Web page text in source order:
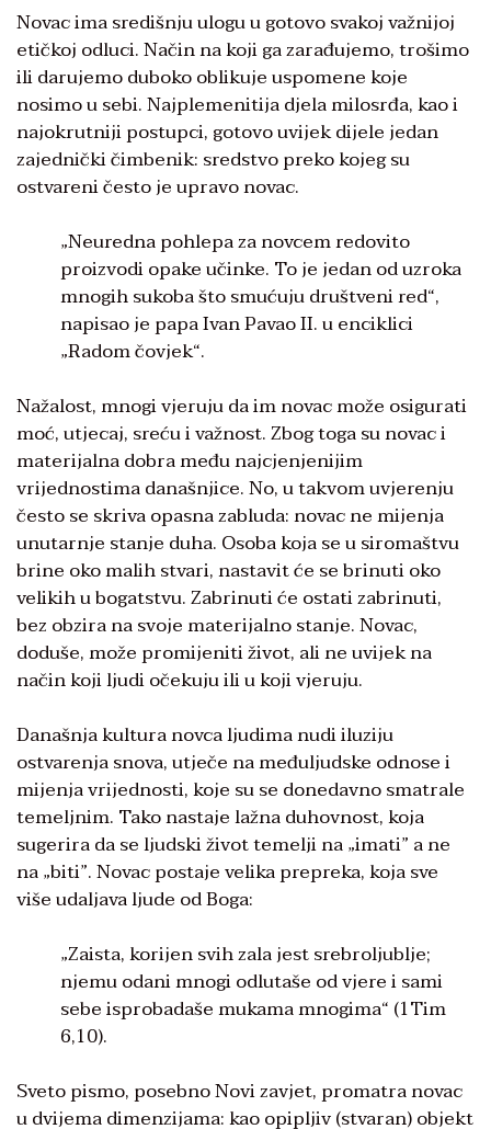
Novac ima središnju ulogu u gotovo svakoj važnijoj
etičkoj odluci. Način na koji ga zarađujemo, trošimo
ili darujemo duboko oblikuje uspomene koje
nosimo u sebi. Najplemenitija djela milosrđa, kao i
najokrutniji postupci, gotovo uvijek dijele jedan
zajednički čimbenik: sredstvo preko kojeg su
ostvareni često je upravo novac.
„Neuredna pohlepa za novcem redovito
proizvodi opake učinke. To je jedan od uzroka
mnogih sukoba što smućuju društveni red“,
napisao je papa Ivan Pavao II. u enciklici
„Radom čovjek“.
Nažalost, mnogi vjeruju da im novac može osigurati
moć, utjecaj, sreću i važnost. Zbog toga su novac i
materijalna dobra među najcjenjenijim
vrijednostima današnjice. No, u takvom uvjerenju
često se skriva opasna zabluda: novac ne mijenja
unutarnje stanje duha. Osoba koja se u siromaštvu
brine oko malih stvari, nastavit će se brinuti oko
velikih u bogatstvu. Zabrinuti će ostati zabrinuti,
bez obzira na svoje materijalno stanje. Novac,
doduše, može promijeniti život, ali ne uvijek na
način koji ljudi očekuju ili u koji vjeruju.
Današnja kultura novca ljudima nudi iluziju
ostvarenja snova, utječe na međuljudske odnose i
mijenja vrijednosti, koje su se donedavno smatrale
temeljnim. Tako nastaje lažna duhovnost, koja
sugerira da se ljudski život temelji na „imati” a ne
na „biti”. Novac postaje velika prepreka, koja sve
više udaljava ljude od Boga:
„Zaista, korijen svih zala jest srebroljublje;
njemu odani mnogi odlutaše od vjere i sami
sebe isprobadaše mukama mnogima“ (1Tim
6,10).
Sveto pismo, posebno Novi zavjet, promatra novac
u dvijema dimenzijama: kao opipljiv (stvaran) objekt